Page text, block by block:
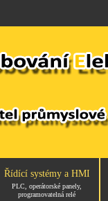
Řídící systémy a HMI
PLC, operátorské panely,
programovatelná relé